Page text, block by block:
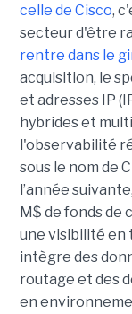
celle de Cisco,
secteur d'être
rentre dans le
acquisition, le
et adresses IP
hybrides et
l'observabilité
sous le nom de
l’année
M$ de fonds de
une visibilité en
intègre des
routage et des
en